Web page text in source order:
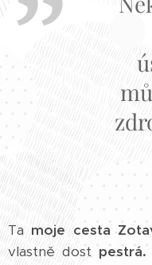
Ta moje cesta
vlastně dost pestrá.